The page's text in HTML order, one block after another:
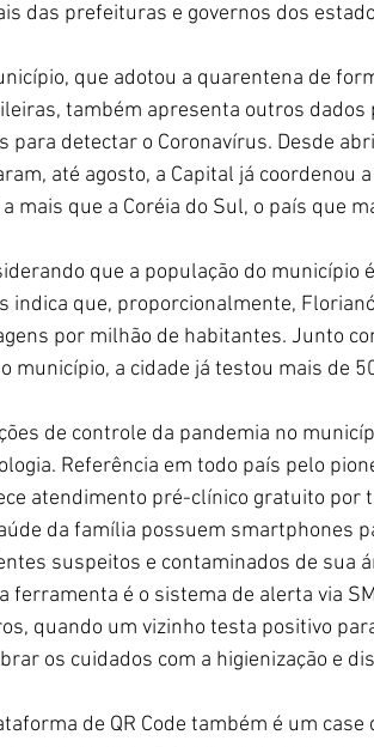
das prefeituras e governos dos
que adotou a quarentena de
também apresenta outros
para detectar o Coronavírus. Desde
até agosto, a Capital já coordenou
a mais que a Coréia do Sul, o país que
que a população do
indica que, proporcionalmente,
por milhão de habitantes. Junto
município, a cidade já testou mais de
de controle da pandemia no
Referência em todo país pelo
atendimento pré-clínico gratuito por
da família possuem smartphones
suspeitos e contaminados de sua
ferramenta é o sistema de alerta via
quando um vizinho testa positivo
os cuidados com a higienização e
de QR Code também é um